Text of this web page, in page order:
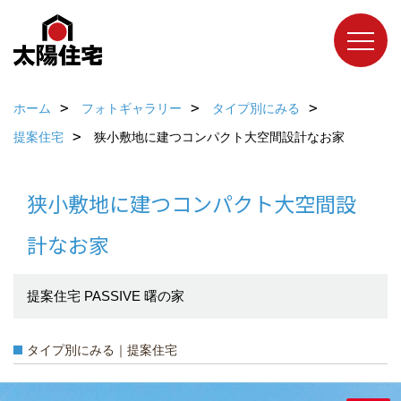
ホーム フォトギャラリー
タイプ別にみる
提案住宅
狭小敷地に建つコンパクト大空間設計なお家
狭小敷地に建つコンパクト大空間設
計なお家
提案住宅 PASSIVE 曙の家
タイプ別にみる｜提案住宅